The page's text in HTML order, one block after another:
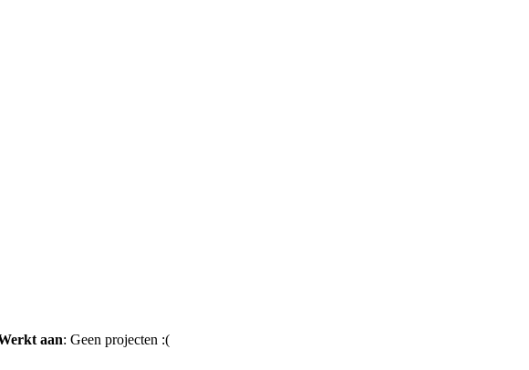
aan: Geen projecten :(